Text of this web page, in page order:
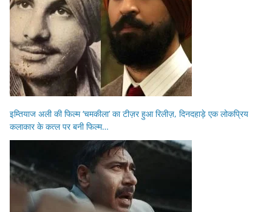
इम्तियाज अली की फिल्म ‘चमकीला’ का टीज़र हुआ रिलीज़, दिनदहाड़े एक लोकप्रिय
कलाकार के कत्ल पर बनी फिल्म…